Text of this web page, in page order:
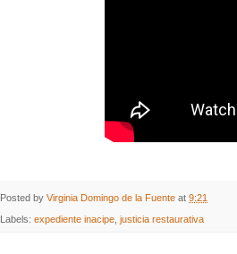
Posted by Virginia Domingo de la Fuente at 9:21
Labels: expediente inacipe, justicia restaurativa